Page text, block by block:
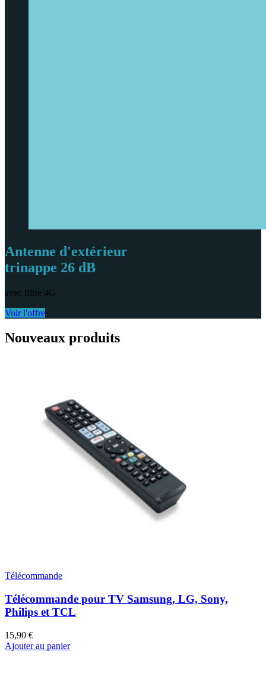
Antenne d'extérieur
trinappe 26 dB
avec filtre 4G
Voir l'offre
Nouveaux produits
Télécommande
Télécommande pour TV Samsung, LG, Sony,
Philips et TCL
15,90 €
Ajouter au panier